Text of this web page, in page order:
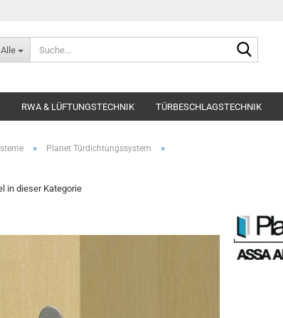
Alle
RWA & LÜFTUNGSTECHNIK TÜRBESCHLAGSTECHNIK
» Planet Türdichtungssystem »
in dieser Kategorie